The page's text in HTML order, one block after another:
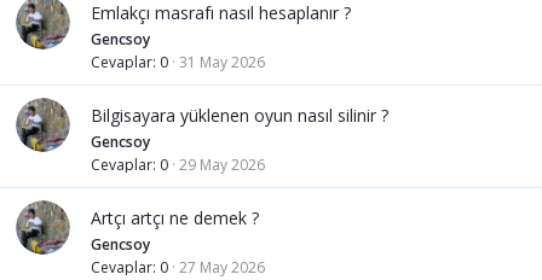
Emlakçı masrafı nasıl hesaplanır ?
Gencsoy
Cevaplar 0 31 May 2026
Bilgisayara yüklenen oyun nasıl silinir ?
Gencsoy
Cevaplar 0 29 May 2026
Artçı artçı ne demek ?
Gencsoy
Cevaplar 0 27 May 2026